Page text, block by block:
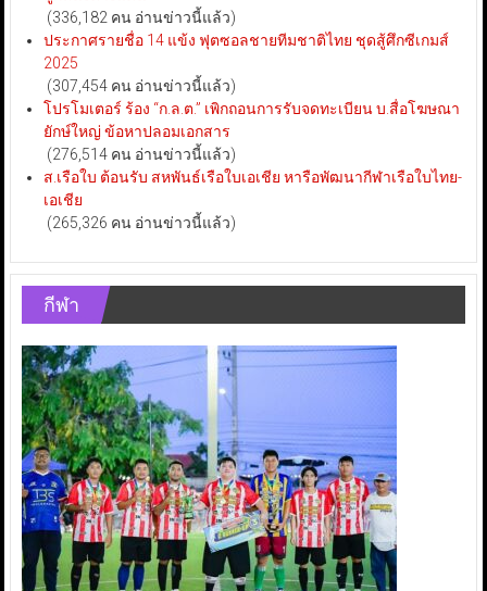
(336,182 คน อ่านข่าวนี้แล้ว)
ประกาศรายชื่อ 14 แข้ง ฟุตซอลชายทีมชาติไทย ชุดสู้ศึกซีเกมส์
2025
(307,454 คน อ่านข่าวนี้แล้ว)
โปรโมเตอร์ ร้อง “ก.ล.ต.” เพิกถอนการรับจดทะเบียน บ.สื่อโฆษณา
ยักษ์ใหญ่ ข้อหาปลอมเอกสาร
(276,514 คน อ่านข่าวนี้แล้ว)
ส.เรือใบ ต้อนรับ สหพันธ์เรือใบเอเชีย หารือพัฒนากีฬาเรือใบไทย-
เอเชีย
(265,326 คน อ่านข่าวนี้แล้ว)
กีฬา